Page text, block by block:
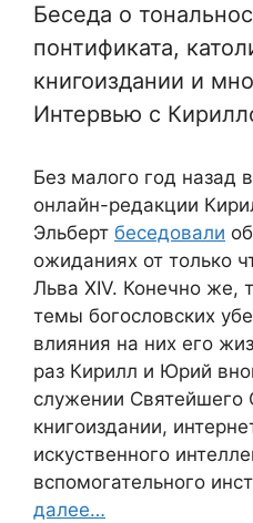
Беседа о
понтификата,
книгоиздании и
Интервью с
Без малого год назад
онлайн-редакции
Эльберт беседовали
ожиданиях от только
Льва XIV. Конечно же,
темы богословских
влияния на них его
раз Кирилл и Юрий
служении Святейшего
книгоиздании,
искуственного
вспомогательного
далее…